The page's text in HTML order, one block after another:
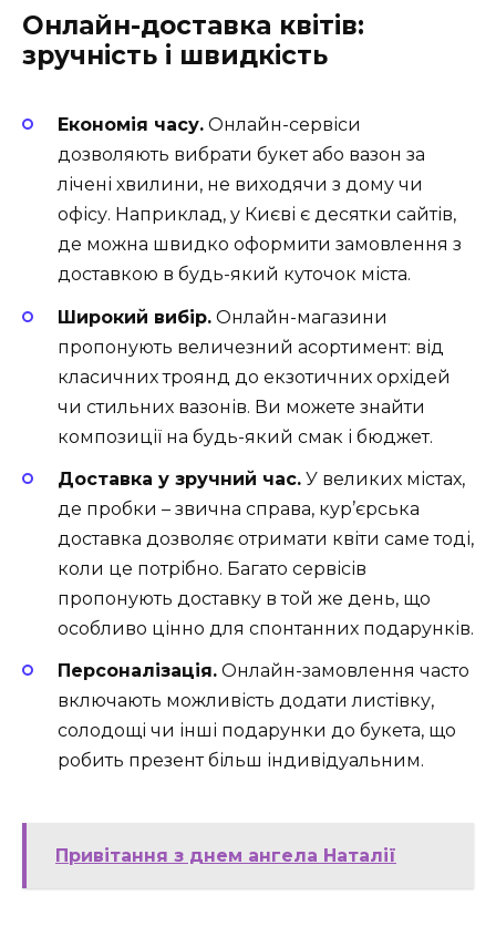
Онлайн-доставка квітів:
зручність і швидкість
Економія часу. Онлайн-сервіси
дозволяють вибрати букет або вазон за
лічені хвилини, не виходячи з дому чи
офісу. Наприклад, у Києві є десятки сайтів,
де можна швидко оформити замовлення з
доставкою в будь-який куточок міста.
Широкий вибір. Онлайн-магазини
пропонують величезний асортимент: від
класичних троянд до екзотичних орхідей
чи стильних вазонів. Ви можете знайти
композиції на будь-який смак і бюджет.
Доставка у зручний час. У великих містах,
де пробки – звична справа, кур’єрська
доставка дозволяє отримати квіти саме тоді,
коли це потрібно. Багато сервісів
пропонують доставку в той же день, що
особливо цінно для спонтанних подарунків.
Персоналізація. Онлайн-замовлення часто
включають можливість додати листівку,
солодощі чи інші подарунки до букета, що
робить презент більш індивідуальним.
Привітання з днем ангела Наталії